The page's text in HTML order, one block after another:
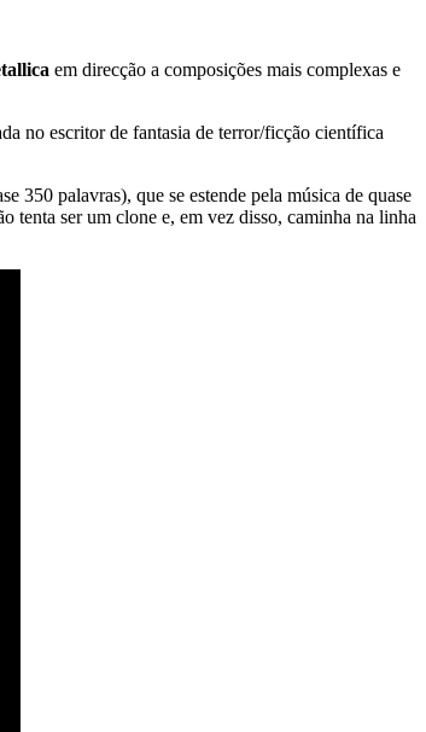
em direcção a composições mais complexas e
no escritor de fantasia de terror/ficção científica
350 palavras), que se estende pela música de quase
tenta ser um clone e, em vez disso, caminha na linha